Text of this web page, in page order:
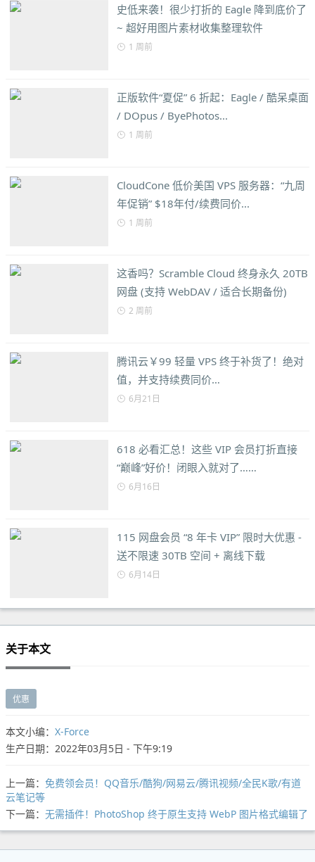
史低来袭！很少打折的 Eagle 降到底价了
~ 超好用图片素材收集整理软件
1 周前
正版软件“夏促” 6 折起：Eagle / 酷呆桌面
/ DOpus / ByePhotos...
1 周前
CloudCone 低价美国 VPS 服务器：“九周
年促销” $18年付/续费同价...
1 周前
这香吗？Scramble Cloud 终身永久 20TB
网盘 (支持 WebDAV / 适合长期备份)
2 周前
腾讯云￥99 轻量 VPS 终于补货了！绝对
值，并支持续费同价…
6月21日
618 必看汇总！这些 VIP 会员打折直接
“巅峰”好价！闭眼入就对了……
6月16日
115 网盘会员 “8 年卡 VIP” 限时大优惠 -
送不限速 30TB 空间 + 离线下载
6月14日
关于本文
优惠
本文小编： X-Force
生产日期：2022年03月5日 - 下午9:19
上一篇： 免费领会员！QQ音乐/酷狗/网易云/腾讯视频/全民K歌/有道
云笔记等
下一篇： 无需插件！PhotoShop 终于原生支持 WebP 图片格式编辑了